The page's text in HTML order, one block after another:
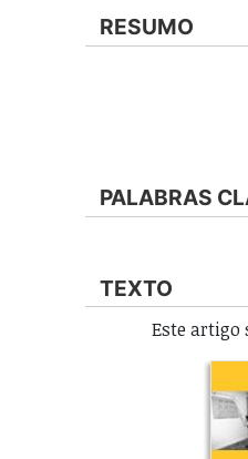
RESUMO
PALABRAS
TEXTO
Este artigo